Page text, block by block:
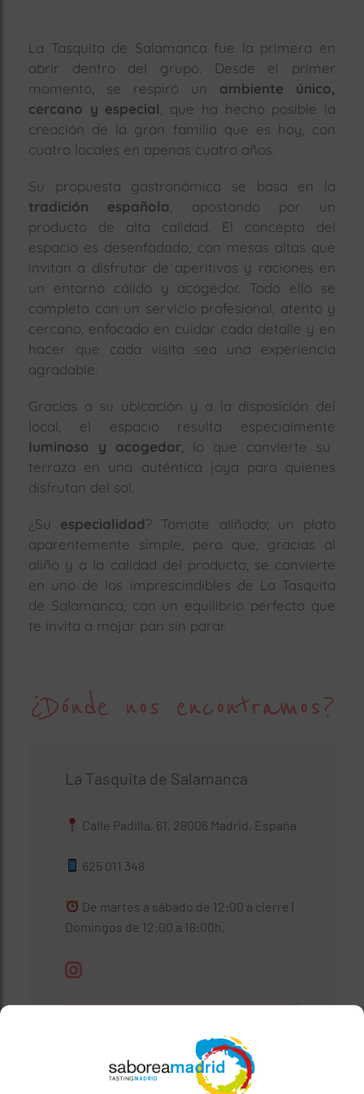
La Tasquita de Salamanca fue la primera en
abrir dentro del grupo. Desde el primer
momento, se respiró un ambiente único,
cercano y especial
, que ha hecho posible la
creación de la gran familia que es hoy, con
cuatro locales en apenas cuatro años.
Su propuesta gastronómica se basa en la
tradición española
, apostando por un
producto de alta calidad. El concepto del
espacio es desenfadado, con mesas altas que
invitan a disfrutar de aperitivos y raciones en
un entorno cálido y acogedor. Todo ello se
completa con un servicio profesional, atento y
cercano, enfocado en cuidar cada detalle y en
hacer que cada visita sea una experiencia
agradable.
Gracias a su ubicación y a la disposición del
local, el espacio resulta especialmente
luminoso y acogedor , lo que convierte su
terraza en una auténtica joya para quienes
disfrutan del sol.
¿Su especialidad? Tomate aliñado; un plato
aparentemente simple, pero que, gracias al
aliño y a la calidad del producto, se convierte
en uno de los imprescindibles de La Tasquita
de Salamanca, con un equilibrio perfecto que
te invita a mojar pan sin parar.
¿Dónde nos encontramos?
La Tasquita de Salamanca
Calle Padilla, 61, 28006 Madrid, España
625 011 348
De martes a sábado de 12:00 a cierre |
Domingos de 12:00 a 18:00h.
Reservar